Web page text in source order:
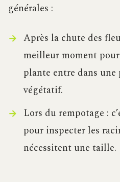
générales :
Après la chute des
meilleur moment
plante entre dans une
végétatif.
Lors du rempotage :
pour inspecter les
nécessitent une taille.